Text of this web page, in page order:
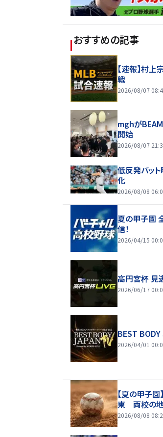
おすすめの記事
【速報】村上
戦
2026/08/07
mghが
開始
2026/08/07
低反発バッ
化
2026/08/08
夏の甲子園
信！
2026/04/15
高円宮杯 見
2026/06/17
BEST BODY
2026/04/01
【夏の甲子
東 両校の
2026/08/08